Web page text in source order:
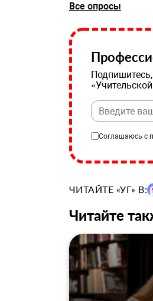
Все опросы
Соглашаюсь с
ЧИТАЙТЕ «УГ» В:
Читайте